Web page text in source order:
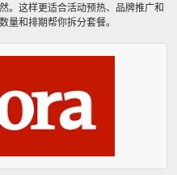
。这样更适合活动预热、品牌推广和
量和排期帮你拆分套餐。